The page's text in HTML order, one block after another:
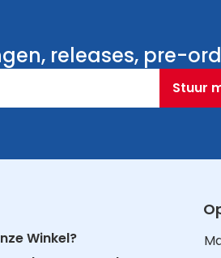
releases, pre-
Stuur
Winkel?